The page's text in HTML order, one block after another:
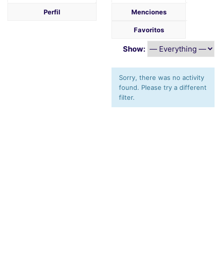
Perfil Menciones
Favoritos
Show:
Sorry, there was no activity
found. Please try a different
filter.